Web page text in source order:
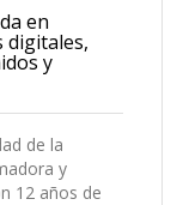
en
digitales,
y
de la
y
12 años de